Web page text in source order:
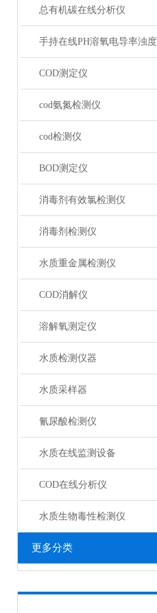
总有机碳在线分析仪
COD测定仪
cod氨氮检测仪
cod检测仪
BOD测定仪
消毒剂有效氯检测仪
消毒剂检测仪
水质重金属检测仪
COD消解仪
溶解氧测定仪
水质检测仪器
水质采样器
氰尿酸检测仪
水质在线监测设备
COD在线分析仪
水质生物毒性检测仪
更多分类